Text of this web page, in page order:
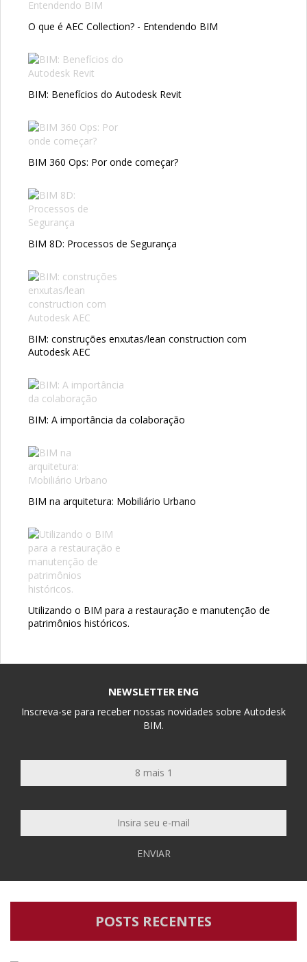
O que é AEC Collection? - Entendendo BIM
BIM: Benefícios do Autodesk Revit
BIM 360 Ops: Por onde começar?
BIM 8D: Processos de Segurança
BIM: construções enxutas/lean construction com
Autodesk AEC
BIM: A importância da colaboração
BIM na arquitetura: Mobiliário Urbano
Utilizando o BIM para a restauração e manutenção de
patrimônios históricos.
NEWSLETTER ENG
Inscreva-se para receber nossas novidades sobre Autodesk
BIM.
ENVIAR
POSTS RECENTES